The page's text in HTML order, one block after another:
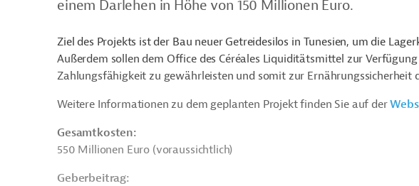
einem Darlehen in Höhe von 150 Millionen Euro.
Ziel des Projekts ist der Bau neuer Getreidesilos in Tunesien, um die
Außerdem sollen dem Office des Céréales Liquiditätsmittel zur
Zahlungsfähigkeit zu gewährleisten und somit zur Ernährungssicherheit
Weitere Informationen zu dem geplanten Projekt finden Sie auf der
Gesamtkosten:
550 Millionen Euro (voraussichtlich)
Geberbeitrag: